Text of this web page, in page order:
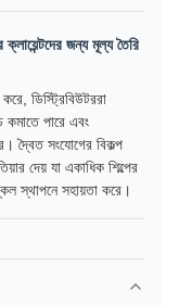
ক্লায়েন্টদের জন্য মূল্য তৈরি
ডিস্ট্রিবিউটররা
কমাতে পারে এবং
দ্বৈত সংযোগের বিকল্প
দেয় যা একাধিক শিল্পের
স্থাপনে সহায়তা করে।